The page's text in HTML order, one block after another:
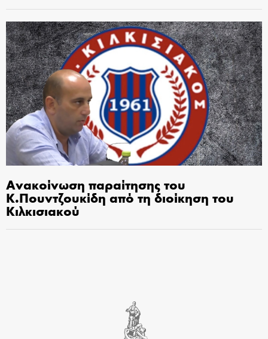
Ανακοίνωση παραίτησης του
Κ.Πουντζουκίδη από τη διοίκηση του
Κιλκισιακού